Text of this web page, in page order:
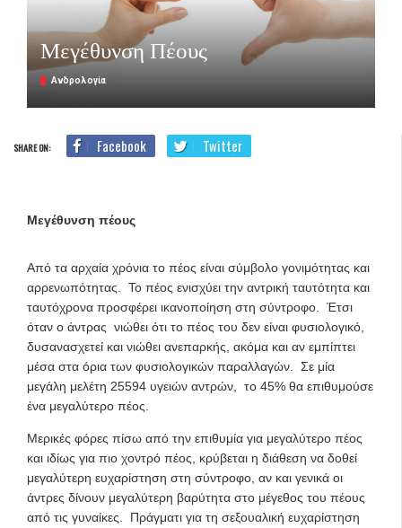
Μεγέθυνση Πέους
Ανδρολογία
SHARE ON: Facebook Twitter
Μεγέθυνση πέους
Από τα αρχαία χρόνια το πέος είναι σύμβολο γονιμότητας και
αρρενωπότητας. Το πέος ενισχύει την αντρική ταυτότητα και
ταυτόχρονα προσφέρει ικανοποίηση στη σύντροφο. Έτσι
όταν ο άντρας νιώθει ότι το πέος του δεν είναι φυσιολογικό,
δυσανασχετεί και νιώθει ανεπαρκής, ακόμα και αν εμπίπτει
μέσα στα όρια των φυσιολογικών παραλλαγών. Σε μία
μεγάλη μελέτη 25594 υγειών αντρών, το 45% θα επιθυμούσε
ένα μεγαλύτερο πέος.
Μερικές φόρες πίσω από την επιθυμία για μεγαλύτερο πέος
και ιδίως για πιο χοντρό πέος, κρύβεται η διάθεση να δοθεί
μεγαλύτερη ευχαρίστηση στη σύντροφο, αν και γενικά οι
άντρες δίνουν μεγαλύτερη βαρύτητα στο μέγεθος του πέους
από τις γυναίκες. Πράγματι για τη σεξουαλική ευχαρίστηση